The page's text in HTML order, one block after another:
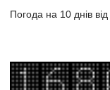
Погода на 10 днів від